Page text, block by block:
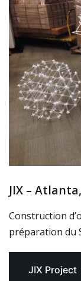
JIX –
Construction
préparation du
JIX Project